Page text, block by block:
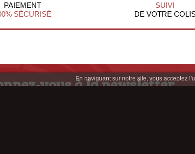
En naviguant sur notre site, vous acceptez
PAIEMENT
SÉCURISÉ
SUIVI
DE VOTRE
vous à la newsletter